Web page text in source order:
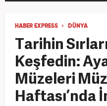
HABER EXPRESS DÜNYA
Tarihin
Keşfedin:
Müzeleri
Haftası’nda